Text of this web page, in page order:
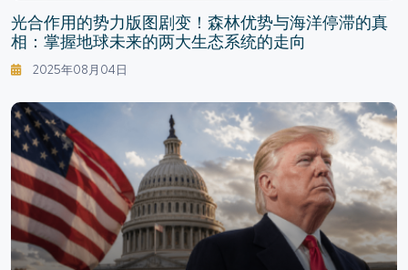
光合作用的势力版图剧变！森林优势与海洋停滞的真
相：掌握地球未来的两大生态系统的走向
2025年08月04日